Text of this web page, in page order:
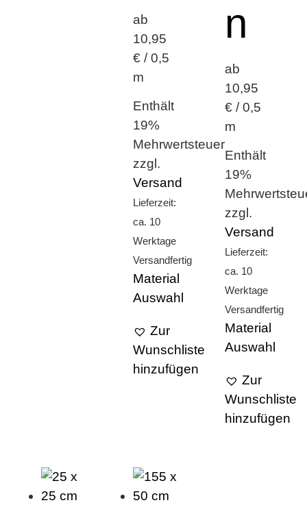
ab
10,95
€ / 0,5
m
Enthält
19%
Mehrwertsteuer
zzgl.
Versand
Lieferzeit:
ca. 10
Werktage
Versandfertig
Material
Auswahl
Zur
Wunschliste
hinzufügen
n
ab
10,95
€ / 0,5
m
Enthält
19%
zzgl.
Versand
Lieferzeit:
ca. 10
Werktage
Versandfertig
Material
Auswahl
Zur
Wunschliste
hinzufügen